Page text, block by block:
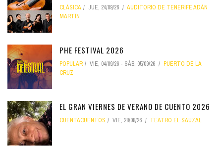
CLÁSICA JUE, 24/09/26
AUDITORIO DE TENERIFE ADÁN
MARTÍN
PHE FESTIVAL 2026
POPULAR VIE, 04/09/26 - SÁB, 05/09/26
PUERTO DE LA
CRUZ
EL GRAN VIERNES DE VERANO DE CUENTO 2026
CUENTACUENTOS VIE, 28/08/26 TEATRO EL SAUZAL